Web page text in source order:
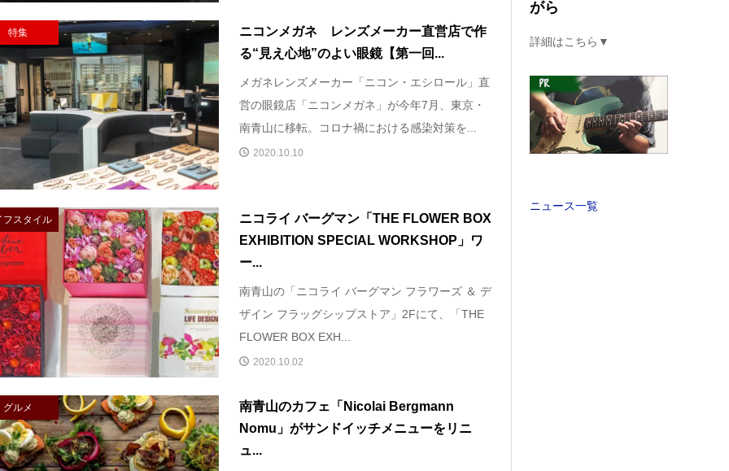
特集
ニコンメガネ レンズメーカー直営店で作
る“見え心地”のよい眼鏡【第一回...
メガネレンズメーカー「ニコン・エシロール」直
営の眼鏡店「ニコンメガネ」が今年7月、東京・
南青山に移転。コロナ禍における感染対策を...
2020.10.10
フスタイル
ニコライ バーグマン「THE FLOWER BOX
EXHIBITION SPECIAL WORKSHOP」ワ
ー...
南青山の「ニコライ バーグマン フラワーズ ＆ デ
ザイン フラッグシップストア」2Fにて、「THE
FLOWER BOX EXH...
2020.10.02
グルメ
南青山のカフェ「Nicolai Bergmann
Nomu」がサンドイッチメニューをリニ
ュ...
がら
詳細はこちら▼
ニュース一覧